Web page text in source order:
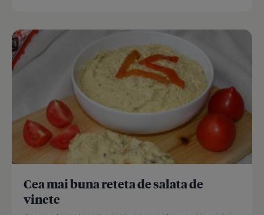
Cea mai buna reteta de salata de
vinete